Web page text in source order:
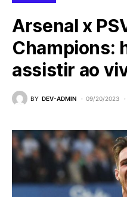
Arsenal x
Champions:
assistir ao
BY DEV-ADMIN 09/20/2023